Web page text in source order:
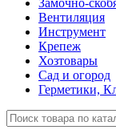
Вентиляция
Инструмент
Крепеж
Хозтовары
Сад и огород
Герметики,